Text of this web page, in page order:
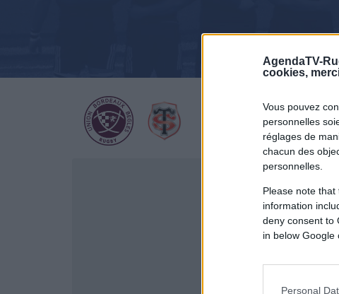
AgendaTV-
cookies,
Vous pouvez
personnelles
réglages de
chacun des
personnelles.
Please note
information
deny consent to
in below Google
Personal